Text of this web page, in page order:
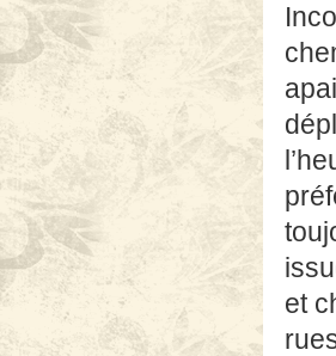
et